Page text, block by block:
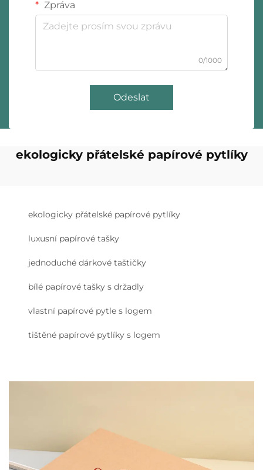
Zpráva
0/1000
Odeslat
ekologicky přátelské papírové pytlíky
ekologicky přátelské papírové pytlíky
luxusní papírové tašky
jednoduché dárkové taštičky
bílé papírové tašky s držadly
vlastní papírové pytle s logem
tištěné papírové pytlíky s logem